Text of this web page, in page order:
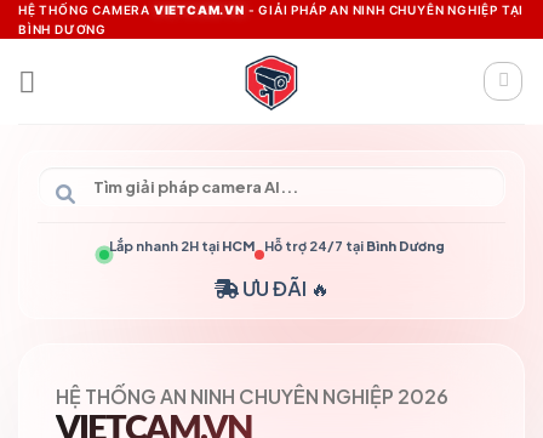
Skip
to
content
HỆ THỐNG CAMERA VIETCAM.VN - GIẢI PHÁP AN NINH CHUYÊN NGHIỆP TẠI
BÌNH DƯƠNG
Lắp nhanh 2H tại HCM Hỗ trợ 24/7 tại Bình Dương
ƯU ĐÃI 🔥
HỆ THỐNG AN NINH CHUYÊN NGHIỆP 2026
VIETCAM.VN